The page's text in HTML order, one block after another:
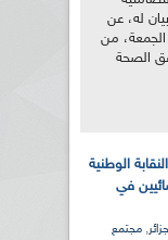
في بيان له، عن
الجمعة، من
الصحة
الوطنية
في
, مجتمع